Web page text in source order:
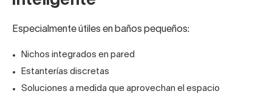
Especialmente útiles en baños pequeños:
Nichos integrados en pared
Estanterías discretas
Soluciones a medida que aprovechan el espacio